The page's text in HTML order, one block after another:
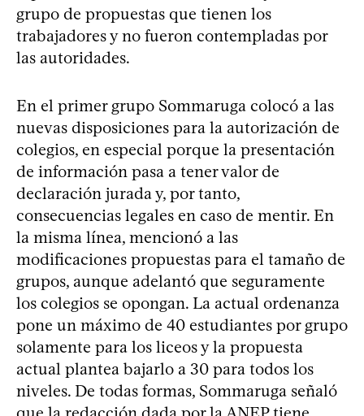
grupo de propuestas que tienen los
trabajadores y no fueron contempladas por
las autoridades.
En el primer grupo Sommaruga colocó a las
nuevas disposiciones para la autorización de
colegios, en especial porque la presentación
de información pasa a tener valor de
declaración jurada y, por tanto,
consecuencias legales en caso de mentir. En
la misma línea, mencionó a las
modificaciones propuestas para el tamaño de
grupos, aunque adelantó que seguramente
los colegios se opongan. La actual ordenanza
pone un máximo de 40 estudiantes por grupo
solamente para los liceos y la propuesta
actual plantea bajarlo a 30 para todos los
niveles. De todas formas, Sommaruga señaló